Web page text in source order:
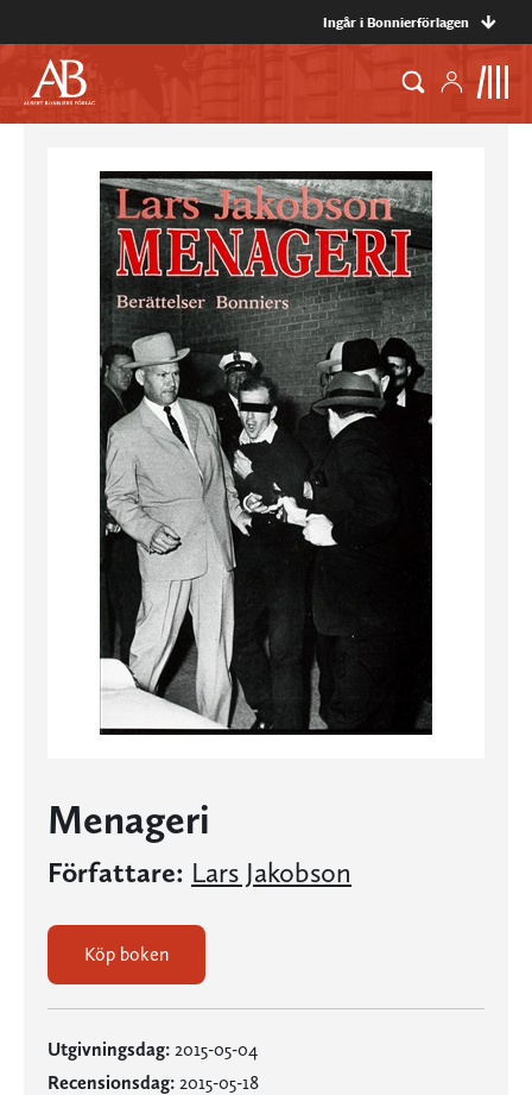
Ingår i Bonnierförlagen
Menageri
Författare: Lars Jakobson
Köp boken
Utgivningsdag: 2015-05-04
Recensionsdag: 2015-05-18